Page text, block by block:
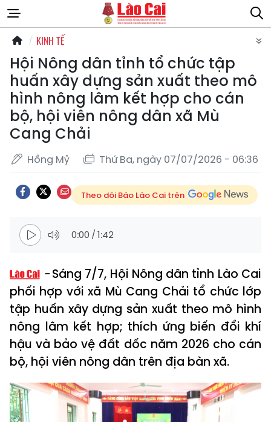
KINH TẾ
Hội Nông dân tỉnh tổ chức tập
huấn xây dựng sản xuất theo mô
hình nông lâm kết hợp cho cán
bộ, hội viên nông dân xã Mù
Cang Chải
Hồng Mỷ Thứ Ba, ngày 07/07/2026 - 06:36
Theo dõi Báo Lào Cai trên
0:00 /1:42
Sáng 7/7, Hội Nông dân tỉnh Lào Cai
phối hợp với xã Mù Cang Chải tổ chức lớp
tập huấn xây dựng sản xuất theo mô hình
nông lâm kết hợp; thích ứng biến đổi khí
hậu và bảo vệ đất dốc năm 2026 cho cán
bộ, hội viên nông dân trên địa bàn xã.